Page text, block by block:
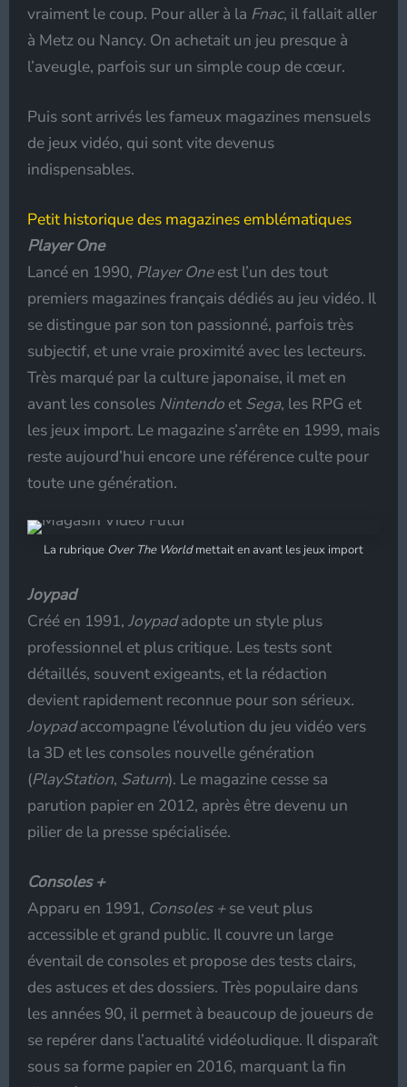
vraiment le coup. Pour aller à la Fnac, il fallait aller
à Metz ou Nancy. On achetait un jeu presque à
l’aveugle, parfois sur un simple coup de cœur.
Puis sont arrivés les fameux magazines mensuels
de jeux vidéo, qui sont vite devenus
indispensables.
Petit historique des magazines emblématiques
Player One
Lancé en 1990, Player Oneest l’un des tout
premiers magazines français dédiés au jeu vidéo. Il
se distingue par son ton passionné, parfois très
subjectif, et une vraie proximité avec les lecteurs.
Très marqué par la culture japonaise, il met en
avant les consoles Nintendo et Sega, les RPG et
les jeux import. Le magazine s’arrête en 1999, mais
reste aujourd’hui encore une référence culte pour
toute une génération.
La rubrique Over The Worldmettait en avant les jeux import
Joypad
Créé en 1991, Joypadadopte un style plus
professionnel et plus critique. Les tests sont
détaillés, souvent exigeants, et la rédaction
devient rapidement reconnue pour son sérieux.
Joypadaccompagne l’évolution du jeu vidéo vers
la 3D et les consoles nouvelle génération
(PlayStation, Saturn). Le magazine cesse sa
parution papier en 2012, après être devenu un
pilier de la presse spécialisée.
Consoles +
Apparu en 1991, Consoles +se veut plus
accessible et grand public. Il couvre un large
éventail de consoles et propose des tests clairs,
des astuces et des dossiers. Très populaire dans
les années 90, il permet à beaucoup de joueurs de
se repérer dans l’actualité vidéoludique. Il disparaît
sous sa forme papier en 2016, marquant la fin